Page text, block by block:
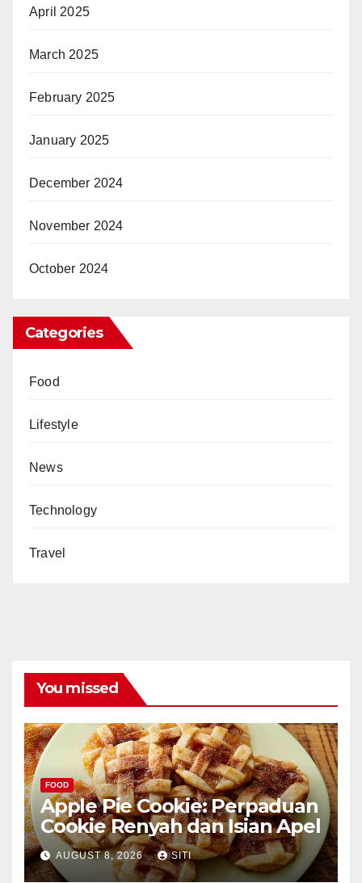
April 2025
March 2025
February 2025
January 2025
December 2024
November 2024
October 2024
Categories
Food
Lifestyle
News
Technology
Travel
You missed
FOOD
Apple Pie Cookie: Perpaduan
Cookie Renyah dan Isian Apel
AUGUST 8, 2026 SITI